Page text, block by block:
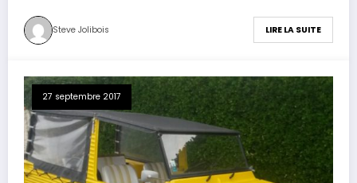
Steve Jolibois LIRE LA SUITE
27 septembre 2017